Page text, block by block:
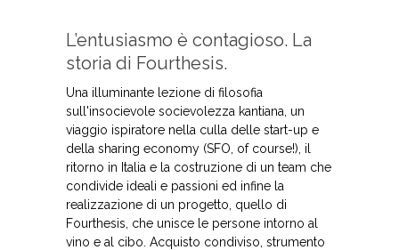
L’entusiasmo è contagioso. La
storia di Fourthesis.
Una illuminante lezione di filosofia
sull'insocievole socievolezza kantiana, un
viaggio ispiratore nella culla delle start-up e
della sharing economy (SFO, of course!), il
ritorno in Italia e la costruzione di un team che
condivide ideali e passioni ed infine la
realizzazione di un progetto, quello di
Fourthesis, che unisce le persone intorno al
vino e al cibo. Acquisto condiviso, strumento